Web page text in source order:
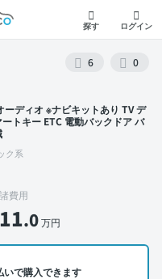
コ
探す ログイン
6 0
ディオ ※ナビキットあり TV デ
トキー ETC 電動バックドア バ
ク系
諸費用
11.0万円
いで購入できます